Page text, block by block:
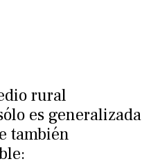
rural
es generalizada
también